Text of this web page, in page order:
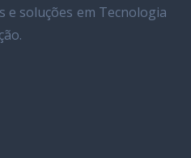
e soluções em Tecnologia